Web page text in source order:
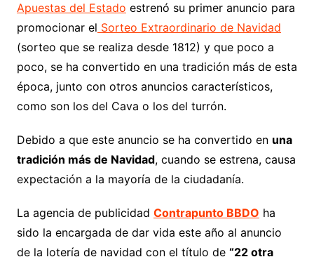
Apuestas del Estado estrenó su primer anuncio para
promocionar el Sorteo Extraordinario de Navidad
(sorteo que se realiza desde 1812) y que poco a
poco, se ha convertido en una tradición más de esta
época, junto con otros anuncios característicos,
como son los del Cava o los del turrón.
Debido a que este anuncio se ha convertido en una
tradición más de Navidad, cuando se estrena, causa
expectación a la mayoría de la ciudadanía.
La agencia de publicidad Contrapunto BBDO ha
sido la encargada de dar vida este año al anuncio
de la lotería de navidad con el título de “22 otra